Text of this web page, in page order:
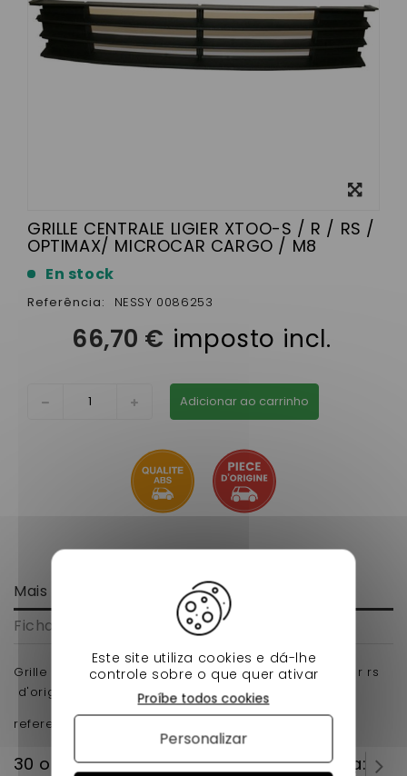
GRILLE CENTRALE LIGIER XTOO-S / R / RS /
OPTIMAX/ MICROCAR CARGO / M8
En stock
Referência: NESSY 0086253
66,70 € imposto incl.
Adicionar ao carrinho
Mais informação
Ficha de dados
Grille centrale pour voiture sans permis Liger xtoo s. r rs
d'origine.
reference d'origine : 0086253
30 outros produtos na mesma categoria:
Este site utiliza cookies e dá-lhe
controle sobre o que quer ativar
Proíbe todos cookies
Personalizar